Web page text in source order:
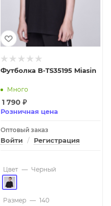
Футболка B-TS35195 Miasin
Много
1 790 ₽
Розничная цена
Оптовый заказ
Войти / Регистрация
Цвет — Черный
Размер — 140